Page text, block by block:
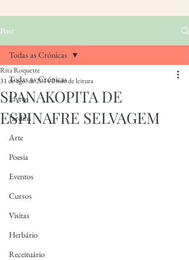
Post
Todas as Crónicas
Livros
Jardins
Arte
Poesia
Eventos
Cursos
Visitas
Herbário
Receituário
Todas as Crónicas
SPANAKOPITA DE
ESPINAFRE SELVAGEM
Rita Roquette
31 de ago. de 20142 min de leitura